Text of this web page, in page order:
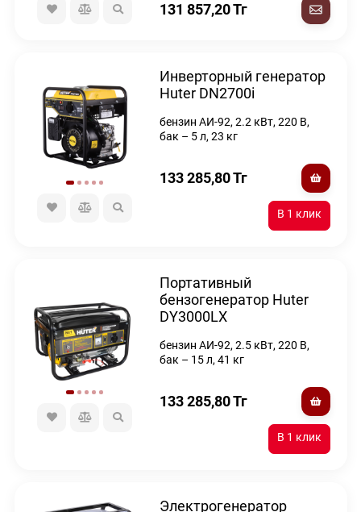
131 857,20Тг
Инверторный генератор
Huter DN2700i
бензин АИ-92, 2.2 кВт, 220 В,
бак – 5 л, 23 кг
133 285,80Тг
Портативный
бензогенератор Huter
DY3000LX
бензин АИ-92, 2.5 кВт, 220 В,
бак – 15 л, 41 кг
133 285,80Тг
Электрогенератор